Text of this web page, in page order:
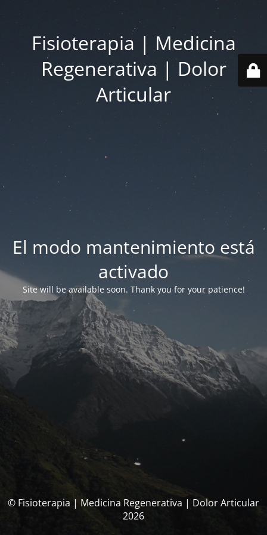
Fisioterapia | Medicina
Regenerativa | Dolor
Articular
El modo mantenimiento está
activado
Site will be available soon. Thank you for your patience!
© Fisioterapia | Medicina Regenerativa | Dolor Articular
2026